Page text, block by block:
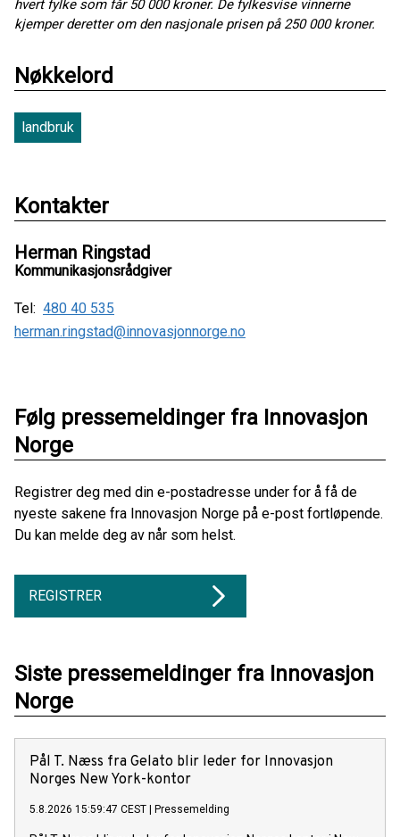
hvert fylke som får 50 000 kroner. De fylkesvise vinnerne
kjemper deretter om den nasjonale prisen på 250 000 kroner.
Nøkkelord
landbruk
Kontakter
Herman Ringstad
Kommunikasjonsrådgiver
Tel: 480 40 535
herman.ringstad@innovasjonnorge.no
Følg pressemeldinger fra Innovasjon
Norge
Registrer deg med din e-postadresse under for å få de
nyeste sakene fra Innovasjon Norge på e-post fortløpende.
Du kan melde deg av når som helst.
REGISTRER
Siste pressemeldinger fra Innovasjon
Norge
Pål T. Næss fra Gelato blir leder for Innovasjon
Norges New York-kontor
5.8.2026 15:59:47 CEST Pressemelding